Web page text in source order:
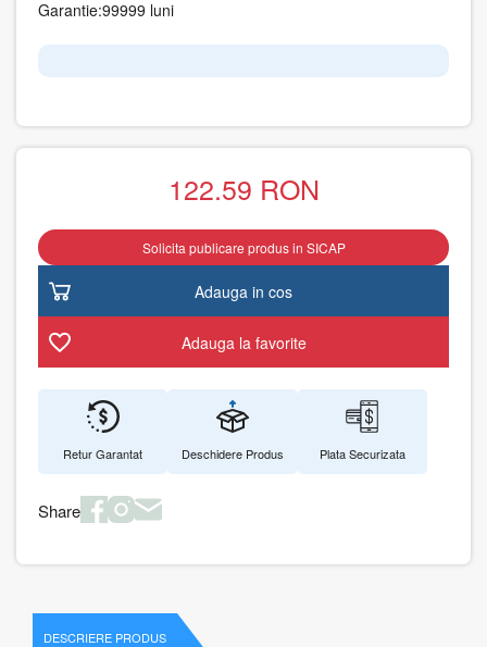
Garantie:99999 luni
122.59 RON
Solicita publicare produs in SICAP
Adauga in cos
Adauga la favorite
Retur Garantat Deschidere Produs Plata Securizata
Share
DESCRIERE PRODUS